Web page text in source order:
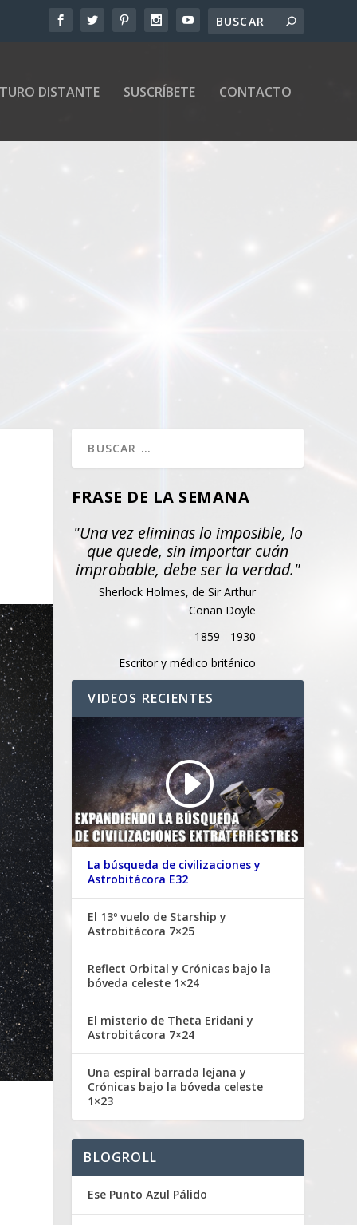
DISTANTE SUSCRÍBETE CONTACTO
FRASE DE LA SEMANA
"Una vez eliminas lo imposible, lo
que quede, sin importar cuán
improbable, debe ser la verdad."
Sherlock Holmes, de Sir Arthur
Conan Doyle
1859 - 1930
Escritor y médico británico
VIDEOS RECIENTES
La búsqueda de civilizaciones y
Astrobitácora E32
El 13º vuelo de Starship y
Astrobitácora 7×25
Reflect Orbital y Crónicas bajo la
bóveda celeste 1×24
El misterio de Theta Eridani y
Astrobitácora 7×24
Una espiral barrada lejana y
Crónicas bajo la bóveda celeste
1×23
BLOGROLL
Ese Punto Azul Pálido